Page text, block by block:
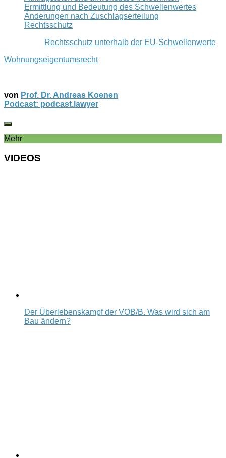
Ermittlung und Bedeutung des Schwellenwertes
Änderungen nach Zuschlagserteilung
Rechtsschutz
Rechtsschutz unterhalb der EU-Schwellenwerte
Wohnungseigentumsrecht
von Prof. Dr. Andreas Koenen
Podcast: podcast.lawyer
Mehr
VIDEOS
Der Überlebenskampf der VOB/B. Was wird sich am
Bau ändern?